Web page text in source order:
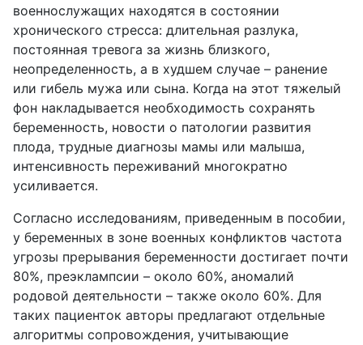
военнослужащих находятся в состоянии
хронического стресса: длительная разлука,
постоянная тревога за жизнь близкого,
неопределенность, а в худшем случае – ранение
или гибель мужа или сына. Когда на этот тяжелый
фон накладывается необходимость сохранять
беременность, новости о патологии развития
плода, трудные диагнозы мамы или малыша,
интенсивность переживаний многократно
усиливается.
Согласно исследованиям, приведенным в пособии,
у беременных в зоне военных конфликтов частота
угрозы прерывания беременности достигает почти
80%, преэклампсии – около 60%, аномалий
родовой деятельности – также около 60%. Для
таких пациенток авторы предлагают отдельные
алгоритмы сопровождения, учитывающие